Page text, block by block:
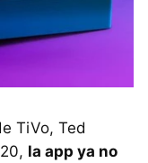
TiVo, Ted
la app ya no